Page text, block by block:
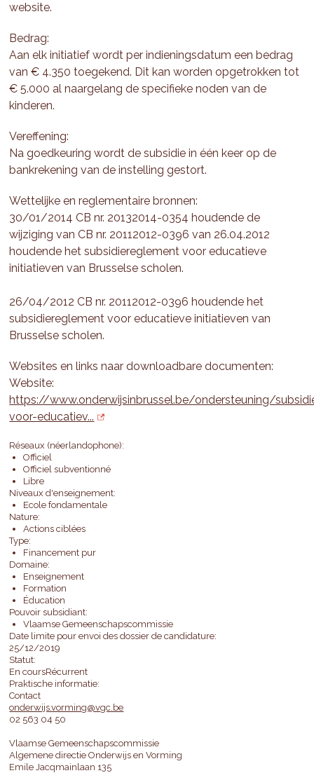
website.
Bedrag:
Aan elk initiatief wordt per indieningsdatum een bedrag
van € 4.350 toegekend. Dit kan worden opgetrokken tot
€ 5.000 al naargelang de specifieke noden van de
kinderen.
Vereffening:
Na goedkeuring wordt de subsidie in één keer op de
bankrekening van de instelling gestort.
Wettelijke en reglementaire bronnen:
30/01/2014 CB nr. 20132014-0354 houdende de
wijziging van CB nr. 20112012-0396 van 26.04.2012
houdende het subsidiereglement voor educatieve
initiatieven van Brusselse scholen.
26/04/2012 CB nr. 20112012-0396 houdende het
subsidiereglement voor educatieve initiatieven van
Brusselse scholen.
Websites en links naar downloadbare documenten:
Website:
https://www.onderwijsinbrussel.be/ondersteuning/
voor-educatiev...
Réseaux (néerlandophone):
Officiel
Officiel subventionné
Libre
Niveaux d'enseignement:
Ecole fondamentale
Nature:
Actions ciblées
Type:
Financement pur
Domaine:
Enseignement
Formation
Éducation
Pouvoir subsidiant:
Vlaamse Gemeenschapscommissie
Date limite pour envoi des dossier de candidature:
25/12/2019
Statut:
En coursRécurrent
Praktische informatie:
Contact
onderwijs.vorming@vgc.be
02 563 04 50
Vlaamse Gemeenschapscommissie
Algemene directie Onderwijs en Vorming
Emile Jacqmainlaan 135